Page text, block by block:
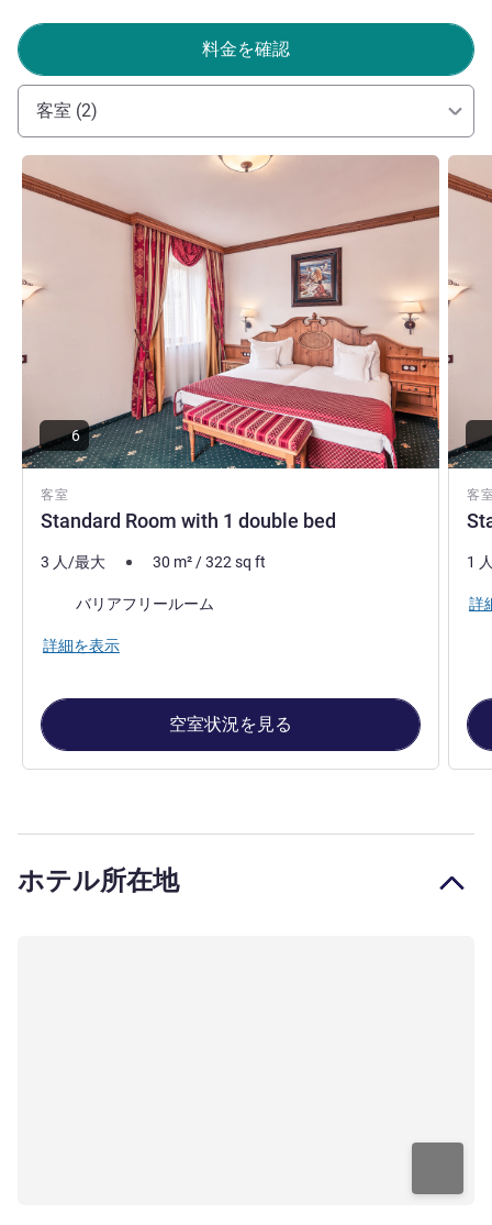
-It is the perfect place for a private event or leisure event
The team of Mercure Sighisoara Binderbubi Hotel and
Spa wishes you a warm welcome!
-Enjoy our central location to discover the city, the
wonderful Citadel of Sighisoara , Clock tour and history
museum.
-Mrs.COLDEA G. ANCA Hotel Manager Mercure Sighisoara.
ホテル経営
料金を確認
客室 (2)
客室
Standard Room with 1 double bed
詳細を表示
6
3 人/最大 30 m²/322sq ft
バリアフリールーム
詳細を表示
空室状況を見る
客
詳細
1
詳
ホテル所在地